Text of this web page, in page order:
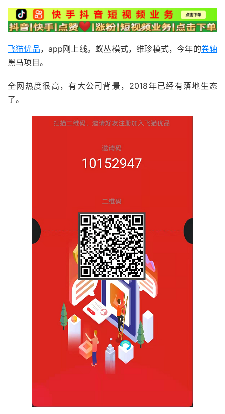
飞猫优品，app刚上线。蚁丛模式，维珍模式，今年的卷轴
黑马项目。
全网热度很高，有大公司背景，2018年已经有落地生态
了。